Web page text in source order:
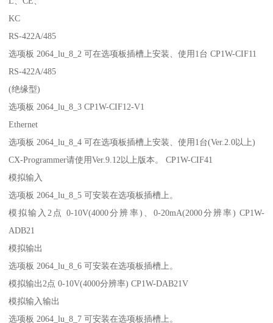
KC
RS-422A/485
选项板 2064_lu_8_2 可在选项板插槽上安装、使用1台 CP1W-CIF11
RS-422A/485
(绝缘型)
选项板 2064_lu_8_3 CP1W-CIF12-V1
Ethernet
选项板 2064_lu_8_4 可在选项板插槽上安装、使用1台(Ver.2.0以上)
CX-Programmer请使用Ver.9.12以上版本。 CP1W-CIF41
模拟输入
选项板 2064_lu_8_5 可安装在选项板插槽上。
模拟输入2点 0-10V(4000分辨率)、0-20mA(2000分辨率) CP1W-
ADB21
模拟输出
选项板 2064_lu_8_6 可安装在选项板插槽上。
模拟输出2点 0-10V(4000分辨率) CP1W-DAB21V
模拟输入输出
选项板 2064_lu_8_7 可安装在选项板插槽上。